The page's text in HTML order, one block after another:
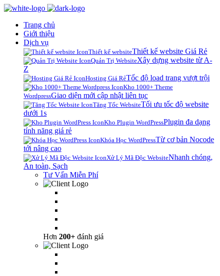
Trang chủ
Giới thiệu
Dịch vụ
Thiết kế websiteThiết kế website Giá Rẻ
Quản Trị WebsiteXây dựng website từ A-
Z
Hosting Giá RẻTốc độ load trang vượt trội
Kho 1000+ Theme
WordpressGiao diện mới cập nhật liên tục
Tăng Tốc WebsiteTối ưu tốc độ website
dưới 1s
Kho Plugin WordPressPlugin đa dạng
tính năng giá rẻ
Khóa Học WordPressTừ cơ bản Nocode
tới nâng cao
Xử Lý Mã Độc WebsiteNhanh chóng,
An toàn, Sạch
Tư Vấn Miễn Phí
Hơn 200+ đánh giá